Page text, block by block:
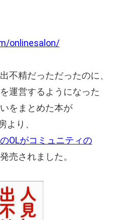
onlinesalon/
不精だっただったのに、
運営するようになった
をまとめた本が
より、
OLがコミュニティの
発売されました。